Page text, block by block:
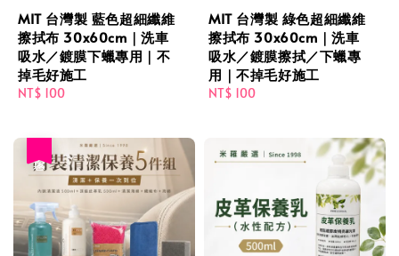
MIT 台灣製 藍色超細纖維
擦拭布 30x60cm｜洗車
吸水／鍍膜下蠟專用｜不
掉毛好施工
Regular
NT$ 100
MIT 台灣製 綠色超細纖維
擦拭布 30x60cm｜洗車
吸水／鍍膜擦拭／下蠟專
用｜不掉毛好施工
Regular
NT$ 100